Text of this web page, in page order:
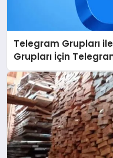
Telegram Grupları
Grupları İçin